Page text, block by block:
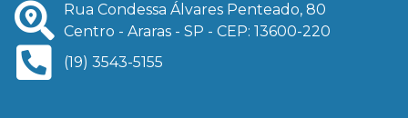
Rua Condessa Álvares Penteado, 80
Centro - Araras - SP - CEP: 13600-220
(19) 3543-5155